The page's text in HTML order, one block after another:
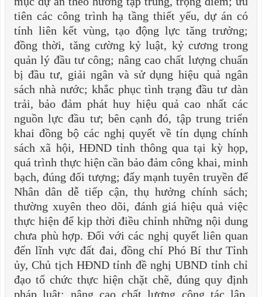
tiên các công trình hạ tầng thiết yếu, dự án có
tính liên kết vùng, tạo động lực tăng trưởng;
đồng thời, tăng cường kỷ luật, kỷ cương trong
quản lý đầu tư công; nâng cao chất lượng chuẩn
bị đầu tư, giải ngân và sử dụng hiệu quả ngân
sách nhà nước; khắc phục tình trạng đầu tư dàn
trải, bảo đảm phát huy hiệu quả cao nhất các
nguồn lực đầu tư; bên cạnh đó, tập trung triển
khai đồng bộ các nghị quyết về tín dụng chính
sách xã hội, HĐND tỉnh thông qua tại kỳ họp,
quá trình thực hiện cần bảo đảm công khai, minh
bạch, đúng đối tượng; đẩy mạnh tuyên truyền để
Nhân dân dễ tiếp cận, thụ hưởng chính sách;
thường xuyên theo dõi, đánh giá hiệu quả việc
thực hiện để kịp thời điều chỉnh những nội dung
chưa phù hợp. Đối với các nghị quyết liên quan
đến lĩnh vực đất đai, đồng chí Phó Bí thư Tỉnh
ủy, Chủ tịch HĐND tỉnh đề nghị UBND tỉnh chỉ
đạo tổ chức thực hiện chặt chẽ, đúng quy định
pháp luật; nâng cao chất lượng công tác lập,